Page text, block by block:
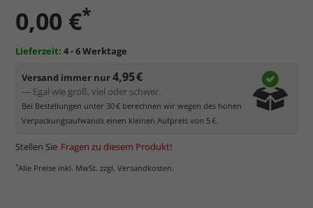
0,00 €*
Lieferzeit: 4 - 6 Werktage
Versand immer nur4,95 €
— Egal wie groß, viel oder schwer.
Bei Bestellungen unter 30 € berechnen wir wegen des hohen
Verpackungsaufwands einen kleinen Aufpreis von 5 €.
Stellen Sie Fragen zu diesem Produkt!
*Alle Preise inkl. MwSt. zzgl. Versandkosten.